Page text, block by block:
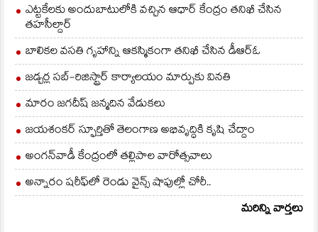
ఎట్టకేలకు అందుబాటులోకి వచ్చిన ఆధార్ కేంద్రం తనిఖీ చేసిన
తహసీల్దార్
బాలికల వసతి గృహాన్ని ఆకస్మికంగా తనిఖీ చేసిన డీఆర్ఓ
జడ్చర్ల సబ్-రిజిస్ట్రార్ కార్యాలయం మార్పుకు వినతి
మారం జగదీష్ జన్మదిన వేడుకలు
జయశంకర్ స్ఫూర్తితో తెలంగాణ అభివృద్ధికి కృషి చేద్దాం
అంగన్‌వాడీ కేంద్రంలో తల్లిపాల వారోత్సవాలు
అన్నారం షరీఫ్‌లో రెండు వైన్స్ షాపుల్లో చోరీ..
మరిన్ని వార్తలు